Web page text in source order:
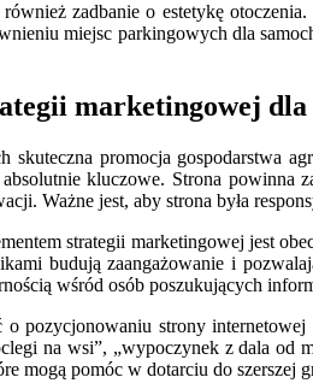
zadbanie o estetykę
miejsc parkingowych dla
marketingowej
skuteczna promocja gospodarstwa
kluczowe. Strona powinna
Ważne jest, aby strona była
strategii marketingowej jest
budują zaangażowanie i
wśród osób poszukujących
o pozycjonowaniu strony
na wsi”, „wypoczynek z dala od
mogą pomóc w dotarciu do